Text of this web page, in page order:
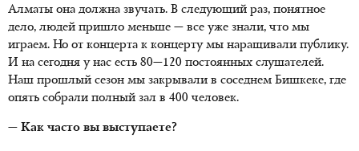
Алматы она должна звучать. В следующий раз, понятное
дело, людей пришло меньше — все уже знали, что мы
играем. Но от концерта к концерту мы наращивали публику.
И на сегодня у нас есть 80—120 постоянных слушателей.
Наш прошлый сезон мы закрывали в соседнем Бишкеке, где
опять собрали полный зал в 400 человек.
— Как часто вы выступаете?